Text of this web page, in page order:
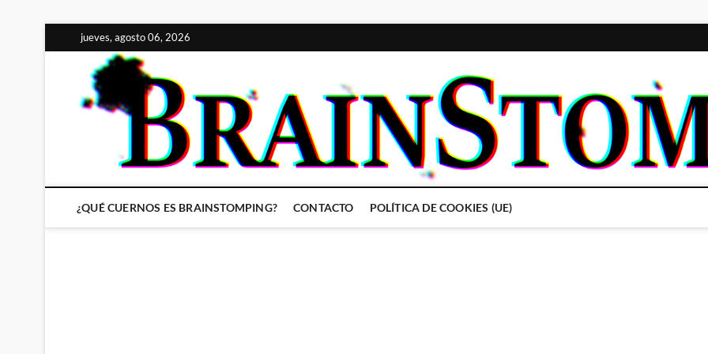
al
contenido
jueves, agosto 06, 2026
¿QUÉ CUERNOS ES BRAINSTOMPING? CONTACTO POLÍTICA DE COOKIES (UE)